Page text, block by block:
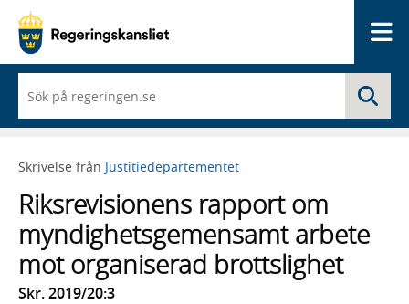
du
börjar
skriva
framträder
lista
med
sökförslag
Skrivelse från Justitiedepartementet
Riksrevisionens rapport om
myndighetsgemensamt arbete
mot organiserad brottslighet
Skr. 2019/20:3